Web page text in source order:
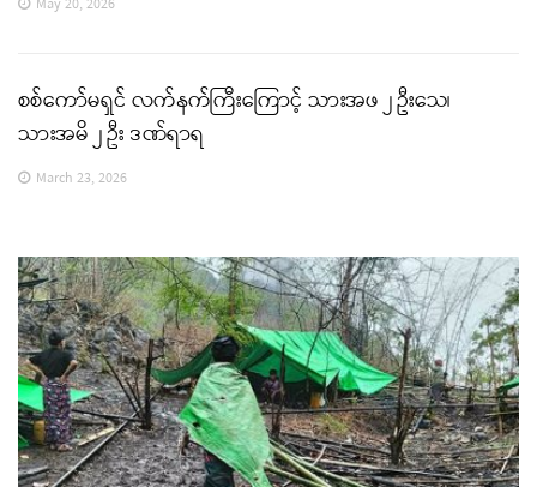
May 20, 2026
စစ်ကော်မရှင် လက်နက်ကြီးကြောင့် သားအဖ ၂ ဦးသေ၊
သားအမိ ၂ ဦး ဒဏ်ရာရ
March 23, 2026